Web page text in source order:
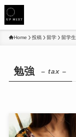
Home 投稿 留学 留学生
勉強 – tax –